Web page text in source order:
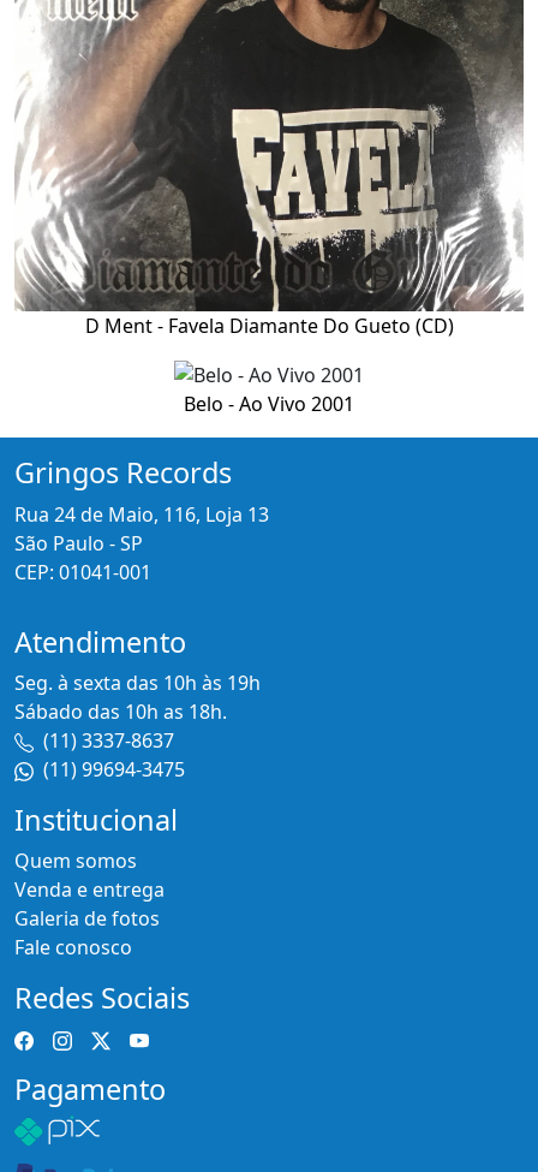
D Ment - Favela Diamante Do Gueto (CD)
Belo - Ao Vivo 2001
Gringos Records
Rua 24 de Maio, 116, Loja 13
São Paulo - SP
CEP: 01041-001
Atendimento
Seg. à sexta das 10h às 19h
Sábado das 10h as 18h.
(11) 3337-8637
(11) 99694-3475
Institucional
Quem somos
Venda e entrega
Galeria de fotos
Fale conosco
Redes Sociais
Pagamento